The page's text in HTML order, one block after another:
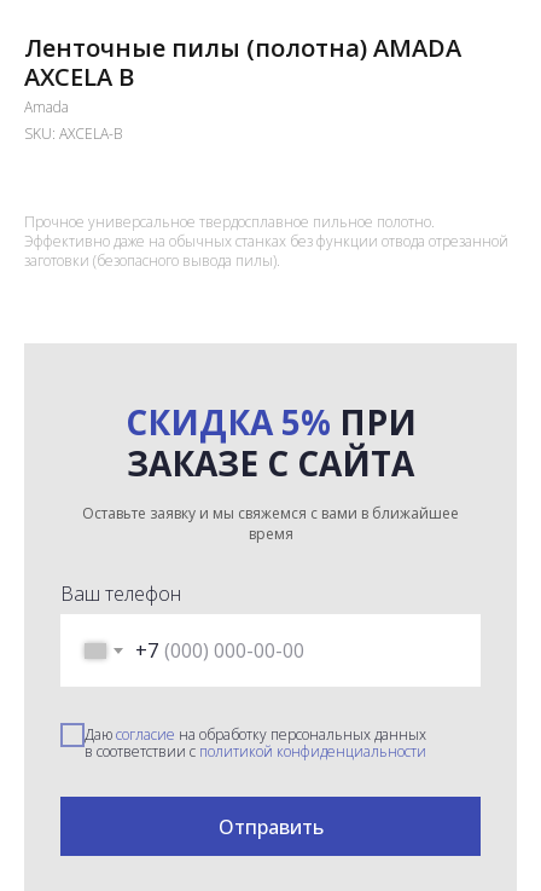
Ленточные пилы (полотна) AMADA
AXCELA B
Amada
SKU: AXCELA-B
Прочное универсальное твердосплавное пильное полотно.
Эффективно даже на обычных станках без функции отвода отрезанной
заготовки (безопасного вывода пилы).
СКИДКА 5% ПРИ
ЗАКАЗЕ С САЙТА
Оставьте заявку и мы свяжемся с вами в ближайшее
время
Ваш телефон
+7
Даюсогласие на обработку персональных данных
в соответствии с политикой конфиденциальности
Отправить